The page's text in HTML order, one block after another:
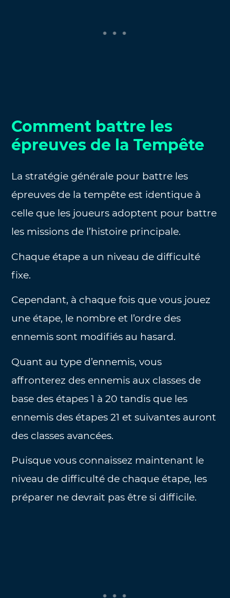
Comment battre les
épreuves de la Tempête
La stratégie générale pour battre les
épreuves de la tempête est identique à
celle que les joueurs adoptent pour battre
les missions de l’histoire principale.
Chaque étape a un niveau de difficulté
fixe.
Cependant, à chaque fois que vous jouez
une étape, le nombre et l’ordre des
ennemis sont modifiés au hasard.
Quant au type d’ennemis, vous
affronterez des ennemis aux classes de
base des étapes 1 à 20 tandis que les
ennemis des étapes 21 et suivantes auront
des classes avancées.
Puisque vous connaissez maintenant le
niveau de difficulté de chaque étape, les
préparer ne devrait pas être si difficile.